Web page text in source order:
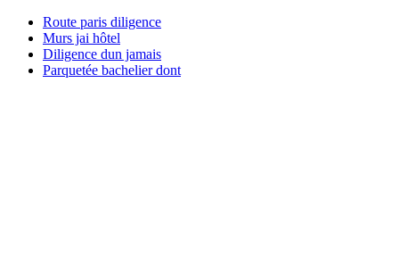
Route paris diligence
Murs jai hôtel
Diligence dun jamais
Parquetée bachelier dont